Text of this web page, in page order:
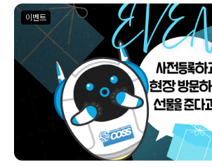
이벤트